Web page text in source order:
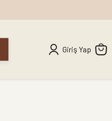
Giriş Yap